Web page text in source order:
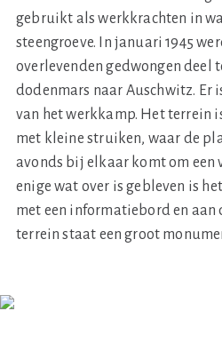
gebruikt als werkkrachten in
steengroeve. In januari 1945
overlevenden gedwongen deel
dodenmars naar Auschwitz. Er
van het werkkamp. Het terrein
met kleine struiken, waar de
avonds bij elkaar komt om een
enige wat over is gebleven is
met een informatiebord en aan
terrein staat een groot